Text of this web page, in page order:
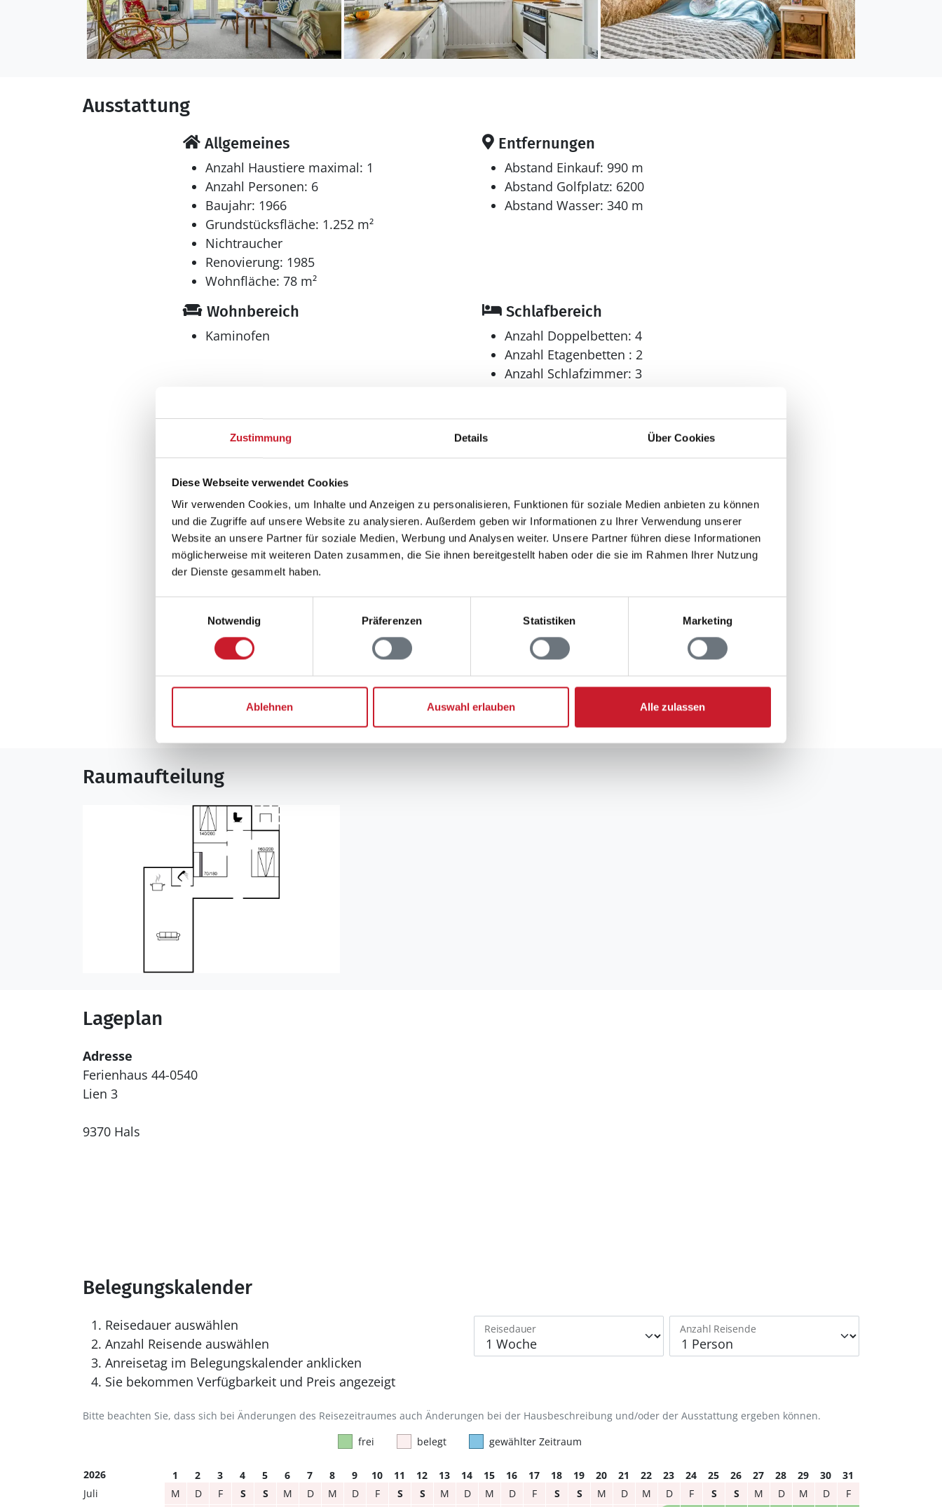
Zustimmung Details Über Cookies
Diese Webseite verwendet Cookies
Wir verwenden Cookies, um Inhalte und Anzeigen zu personalisieren, Funktionen für soziale Medien anbieten zu können
und die Zugriffe auf unsere Website zu analysieren. Außerdem geben wir Informationen zu Ihrer Verwendung unserer
Website an unsere Partner für soziale Medien, Werbung und Analysen weiter. Unsere Partner führen diese Informationen
möglicherweise mit weiteren Daten zusammen, die Sie ihnen bereitgestellt haben oder die sie im Rahmen Ihrer Nutzung
der Dienste gesammelt haben.
Notwendig
Präferenzen Statistiken Marketing
Ablehnen Auswahl erlauben Alle zulassen
Die Schlafplätze verteilen sich auf 3 Schlafräume. 4 Schlafplätze in Doppelbetten. 2 Schlafplätze in
einem Etagenbett.
Smart-TV. DVD-Player.1 Bluetooth-Lautsprecher.
Ausstattung
Allgemeines
Anzahl Haustiere maximal: 1
Anzahl Personen: 6
Baujahr: 1966
Grundstücksfläche: 1.252 m²
Nichtraucher
Renovierung: 1985
Wohnfläche: 78 m²
Entfernungen
Abstand Einkauf: 990 m
Abstand Golfplatz: 6200
Abstand Wasser: 340 m
Wohnbereich
Kaminofen
Schlafbereich
Anzahl Doppelbetten: 4
Anzahl Etagenbetten : 2
Anzahl Schlafzimmer: 3
Kühlschrank
Multimedia
DVD-Player
Aussenbereich
Grill
Schaukel
Terrasse, überdacht m²
Keine Vermietung an Jugendgruppen
Neben- und Verbrauchskosten
Raumaufteilung
Lageplan
Adresse
Ferienhaus 44-0540
Lien 3
9370 Hals
Belegungskalender
Reisedauer auswählen
Anzahl Reisende auswählen
Anreisetag im Belegungskalender anklicken
Sie bekommen Verfügbarkeit und Preis angezeigt
Reisedauer Anzahl Reisende
Bitte beachten Sie, dass sich bei Änderungen des Reisezeitraumes auch Änderungen bei der Hausbeschreibung und/oder der Ausstattung ergeben können.
frei
belegt gewählter Zeitraum
2026 1 2 3 4 5 6 7 8 9 10 11 12 13 14 15 16 17 18 19 20 21 22 23 24 25 26 27 28 29 30
31
Juli
M D F S S M D M D F S S M D M D F S S M D M D F S S M D M D F